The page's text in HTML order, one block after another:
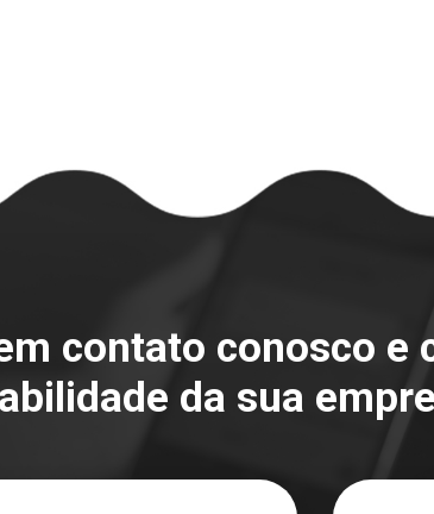
contato conosco e
da sua